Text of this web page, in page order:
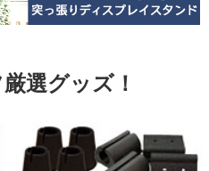
選グッズ！